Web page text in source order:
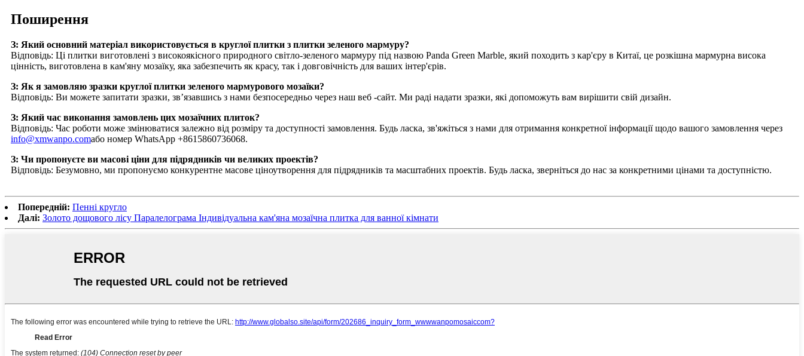
Поширення
З: Який основний матеріал використовується в круглої плитки з плитки зеленого мармуру?
Відповідь: Ці плитки виготовлені з високоякісного природного світло-зеленого мармуру під назвою Panda Green Marble, який походить з кар'єру в Китаї, це розкішна мармурна висока
цінність, виготовлена ​​в кам'яну мозаїку, яка забезпечить як красу, так і довговічність для ваших інтер'єрів.
З: Як я замовляю зразки круглої плитки зеленого мармурового мозаїки?
Відповідь: Ви можете запитати зразки, зв’язавшись з нами безпосередньо через наш веб -сайт. Ми раді надати зразки, які допоможуть вам вирішити свій дизайн.
З: Який час виконання замовлень цих мозаїчних плиток?
Відповідь: Час роботи може змінюватися залежно від розміру та доступності замовлення. Будь ласка, зв'яжіться з нами для отримання конкретної інформації щодо вашого замовлення через
info@xmwanpo.comабо номер WhatsApp +8615860736068.
З: Чи пропонуєте ви масові ціни для підрядників чи великих проектів?
Відповідь: Безумовно, ми пропонуємо конкурентне масове ціноутворення для підрядників та масштабних проектів. Будь ласка, зверніться до нас за конкретними цінами та доступністю.
Попередній: Пенні кругло
Далі: Золото дощового лісу Паралелограма Індивідуальна кам'яна мозаїчна плитка для ванної кімнати